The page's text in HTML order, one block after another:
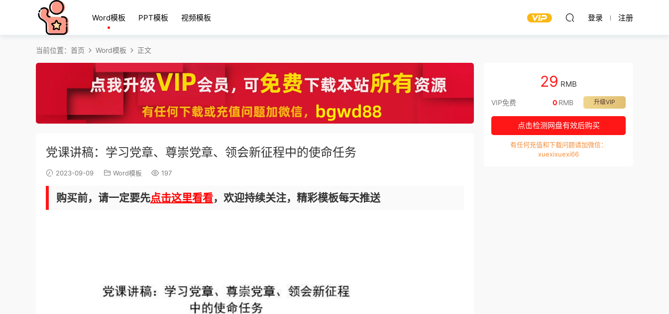
Word模板 PPT模板 视频模板 登录 注册
当前位置： 首页 Word模板 正文
党课讲稿：学习党章、尊崇党章、领会新征程中的使命任务
2023-09-09 Word模板 197
购买前，请一定要先点击这里看看，欢迎持续关注，精彩模板每天推送
29 RMB
VIP免费 升级VIP
0 RMB
点击检测网盘有效后购买
有任何充值和下载问题请加微信：
xuexixuexi66